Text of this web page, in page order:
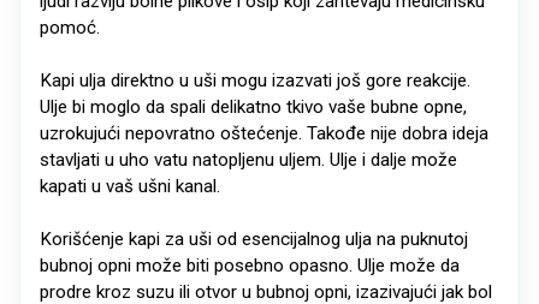
pomoć.
Kapi ulja direktno u uši mogu izazvati još gore reakcije.
Ulje bi moglo da spali delikatno tkivo vaše bubne opne,
uzrokujući nepovratno oštećenje. Takođe nije dobra ideja
stavljati u uho vatu natopljenu uljem. Ulje i dalje može
kapati u vaš ušni kanal.
Korišćenje kapi za uši od esencijalnog ulja na puknutoj
bubnoj opni može biti posebno opasno. Ulje može da
prodre kroz suzu ili otvor u bubnoj opni, izazivajući jak bol